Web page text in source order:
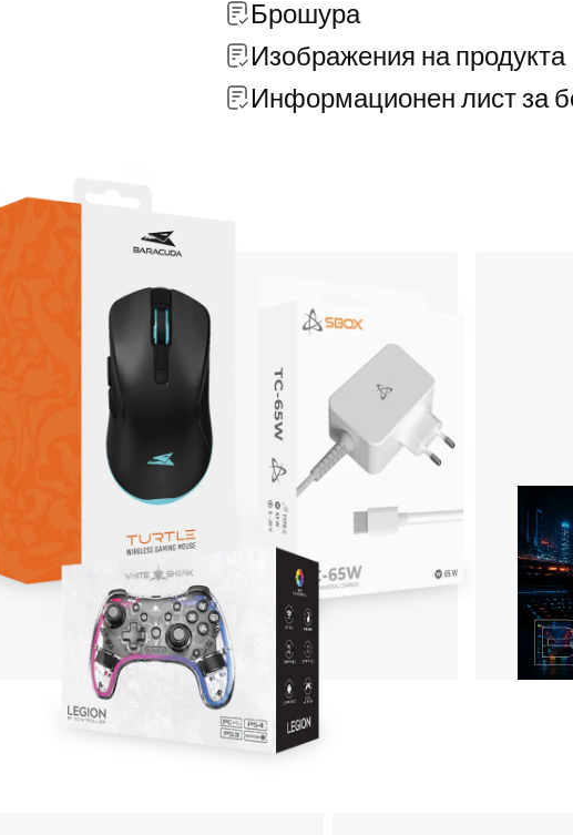
Брошура
Изображения на продукта
Информационен лист за